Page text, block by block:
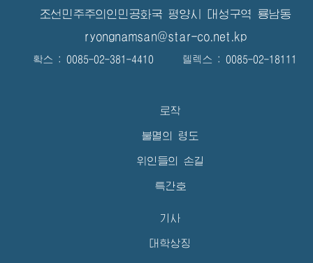
조선민주주의인민공화국 평양시 대성구역 룡남동
ryongnamsan@star-co.net.kp
확스 : 0085-02-381-4410 텔렉스 : 0085-02-18111
로작
불멸의 령도
위인들의 손길
특간호
기사
대학상징